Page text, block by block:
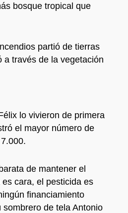
bosque tropical que
partió de tierras
a través de la vegetación
lo vivieron de primera
el mayor número de
de mantener el
cara, el pesticida es
financiamiento
de tela Antonio